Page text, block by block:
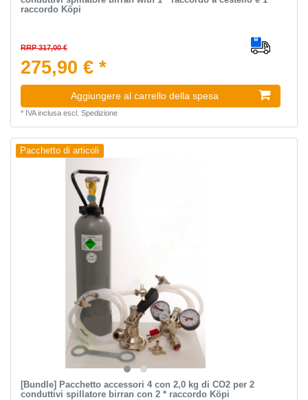
raccordo Köpi
RRP 317,00 €
275,90 € *
Aggiungere al carrello della spesa
* IVA inclusaescl. Spedizione
Pacchetto di articoli
[Bundle] Pacchetto accessori 4 con 2,0 kg di CO2 per 2
conduttivi spillatore birran con 2 * raccordo Köpi